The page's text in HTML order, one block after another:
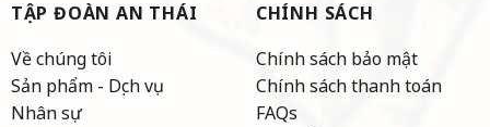
TẬP ĐOÀN AN THÁI
Về chúng tôi
Sản phẩm - Dịch vụ
Nhân sự
CHÍNH SÁCH
Chính sách bảo mật
Chính sách thanh toán
FAQs